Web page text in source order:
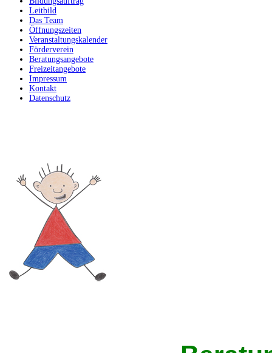
Leitbild
Das Team
Öffnungszeiten
Veranstaltungskalender
Förderverein
Beratungsangebote
Freizeitangebote
Impressum
Kontakt
Datenschutz